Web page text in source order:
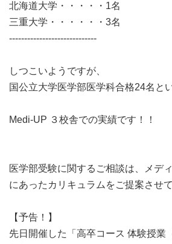
北海道大学・・・・・1名
三重大学・・・・・・3名
-----------------------------
しつこいようですが、
国公立大学医学部医学科合格24名と
Medi-UP ３校舎での実績です！！
医学部受験に関するご相談は、メデ
にあったカリキュラムをご提案させ
【予告！】
先日開催した「高卒コース 体験授業